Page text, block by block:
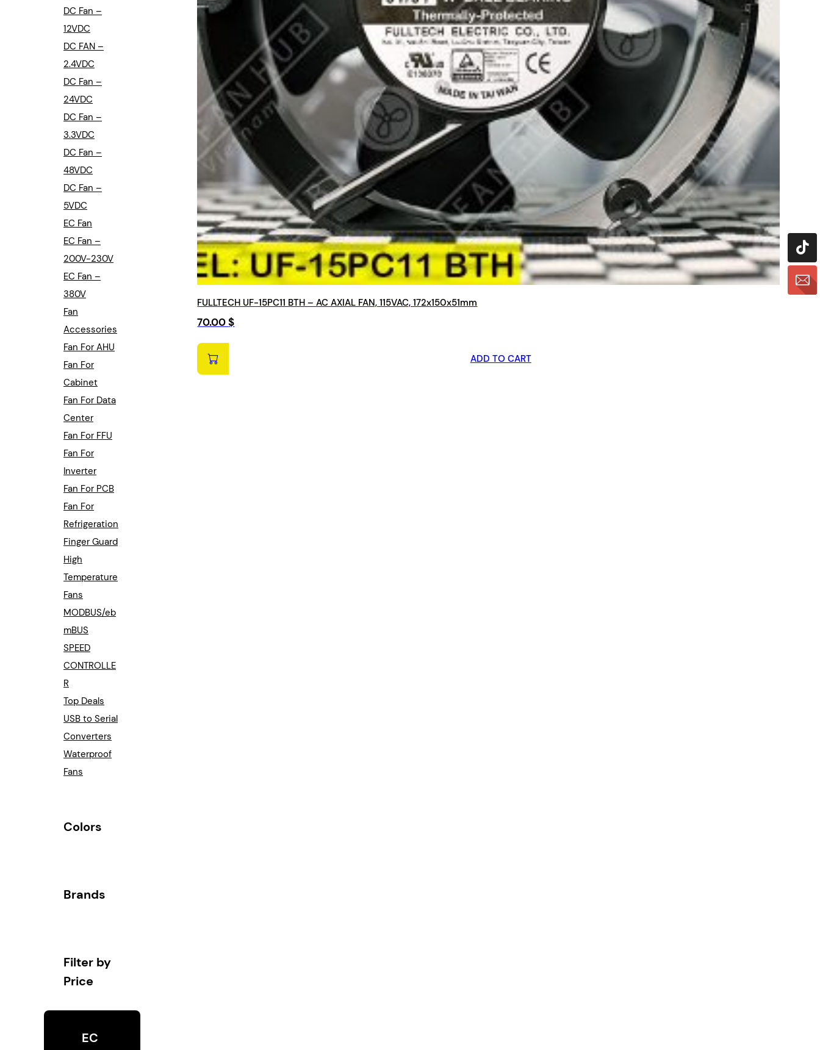
DC Fan –
12VDC
DC FAN –
2.4VDC
DC Fan –
24VDC
DC Fan –
3.3VDC
DC Fan –
48VDC
DC Fan –
5VDC
EC Fan
EC Fan –
200V-230V
EC Fan –
380V
Fan
Accessories
Fan For AHU
Fan For
Cabinet
Fan For Data
Center
Fan For FFU
Fan For
Inverter
Fan For PCB
Fan For
Refrigeration
Finger Guard
High
Temperature
Fans
MODBUS/eb
mBUS
SPEED
CONTROLLE
R
Top Deals
USB to Serial
Converters
Waterproof
Fans
Colors
Brands
Filter by
Price
EC
FULLTECH UF-15PC11 BTH – AC AXIAL FAN, 115VAC, 172x150x51mm
70.00$
ADD TO CART